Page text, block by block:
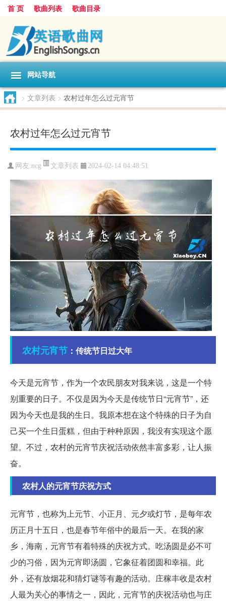
首 页 歌曲列表 歌曲目录
网站导航
> 文章列表 > 农村过年怎么过元宵节
农村过年怎么过元宵节
网友:ncg 文章列表 2024-02-14 04:48:51
农村元宵节 ：传统节日过大年
今天是元宵节，作为一个农民朋友对我来说，这是一个特
别重要的日子。不仅是因为今天是传统节日“元宵节”，还
因为今天也是我的生日。我原本想在这个特殊的日子为自
己买一个生日蛋糕，但由于种种原因，我没有实现这个愿
望。不过，农村的元宵节庆祝活动依然丰富多彩，让人振
奋。
农村人的元宵节庆祝方式
元宵节，也称为上元节、小正月、元夕或灯节，是每年农
历正月十五日，也是春节年俗中的最后一天。在我的家
乡，海南，元宵节有着特殊的庆祝方式。吃汤圆是必不可
少的习俗，因为元宵即汤圆，它象征着团圆和幸福。此
外，还有放烟花和猜灯谜等有趣的活动。庄稼丰收是农村
人最为关心的事情之一，因此，元宵节的庆祝活动也与庄